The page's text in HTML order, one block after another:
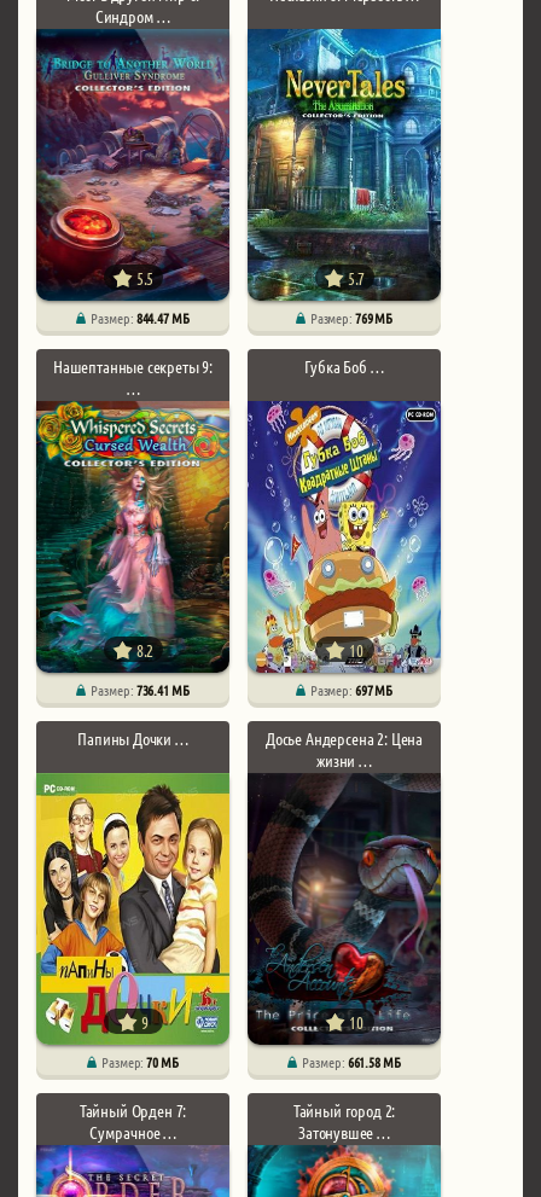
Синдром …
5.5
Размер:844.47 МБ
5.7
Размер:769 МБ
Нашептанные секреты 9:
…
8.2
Размер:736.41 МБ
Губка Боб …
10
Размер:697 МБ
Папины Дочки …
9
Размер: 70 МБ
Досье Андерсена 2: Цена
жизни …
10
Размер:661.58 МБ
Тайный Орден 7:
Сумрачное …
Тайный город 2:
Затонувшее …